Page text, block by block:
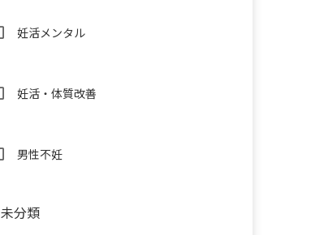
妊活メンタル
妊活・体質改善
男性不妊
未分類